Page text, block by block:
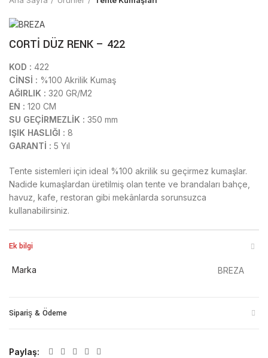
CORTİ DÜZ RENK – 422
KOD : 422
CİNSİ : %100 Akrilik Kumaş
AĞIRLIK : 320 GR/M2
EN : 120 CM
SU GEÇİRMEZLİK : 350 mm
IŞIK HASLIĞI : 8
GARANTİ : 5 Yıl
Tente sistemleri için ideal %100 akrilik su geçirmez kumaşlar.
Nadide kumaşlardan üretilmiş olan tente ve brandaları bahçe,
havuz, kafe, restoran gibi mekânlarda sorunsuzca
kullanabilirsiniz.
Ek bilgi
Marka BREZA
Sipariş & Ödeme
Paylaş